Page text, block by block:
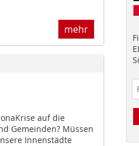
mehr
auf die
Gemeinden? Müssen
Innenstädte